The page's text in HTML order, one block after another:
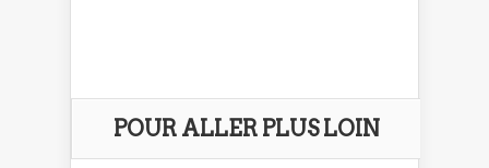
POUR ALLER PLUS LOIN